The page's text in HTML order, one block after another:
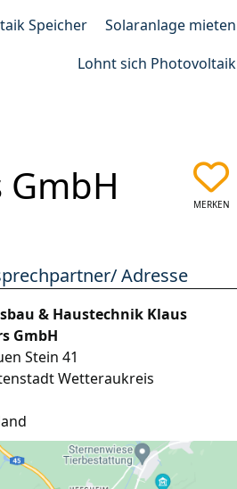
Speicher
Solaranlage mieten
Lohnt sich Photovoltaik
MERKEN
Adresse
& Haustechnik Klaus
GmbH
Stein 41
Wetteraukreis